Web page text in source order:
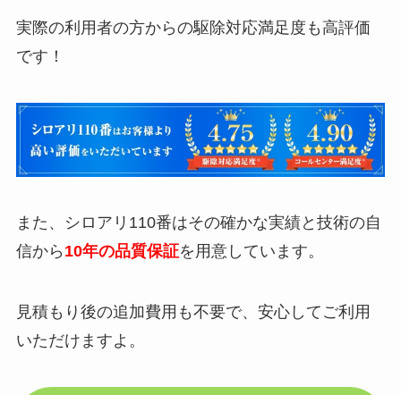
実際の利用者の方からの駆除対応満足度も高評価
です！
また、シロアリ110番はその確かな実績と技術の自
信から 10年の品質保証を用意しています。
見積もり後の追加費用も不要で、安心してご利用
いただけますよ。